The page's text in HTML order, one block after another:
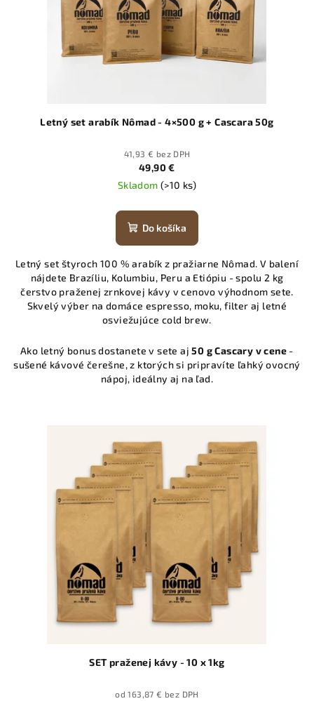
Letný set arabík Nômad - 4×500 g + Cascara 50g
41,93 € bez DPH
49,90 €
Skladom (>10 ks)
Do košíka
Letný set štyroch 100 % arabík z pražiarne Nômad. V balení
nájdete Brazíliu, Kolumbiu, Peru a Etiópiu - spolu 2 kg
čerstvo praženej zrnkovej kávy v cenovo výhodnom sete.
Skvelý výber na domáce espresso, moku, filter aj letné
osviežujúce cold brew.
Ako letný bonus dostanete v sete aj50 g Cascary v cene -
sušené kávové čerešne, z ktorých si pripravíte ľahký ovocný
nápoj, ideálny aj na ľad.
SET praženej kávy - 10 x 1kg
od 163,87 € bez DPH